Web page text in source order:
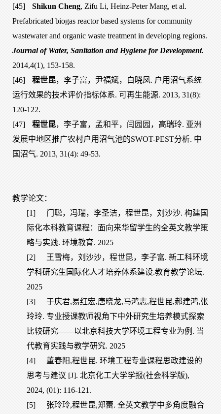
[45]
Shikun Cheng, Zifu Li, Heinz-Peter Mang, et al.
Prefabricated biogas reactor based systems for community
wastewater and organic waste treatment in developing regions.
Journal of Water, Sanitation and Hygiene for Development.
2014,4(1), 153-158.
[46]
程世昆，李子富，尹福斌，白晓凤. 户用沼气系统
运行效果的技术评价指标体系. 可再生能源. 2013, 31(8):
120-122.
[47]
程世昆，李子富，孟和平，闫园园，高瑞玲. 亚洲
发展中地区推广农村户用沼气池的SWOT-PEST分析. 中
国沼气. 2013, 31(4): 49-53.
教学论文：
[1]
门聪，冯瑞，李圣洁，程世昆，刘沙沙. 构建国
际化本科教育课程：面向来华留学生的全英文教学策
略与实践. 环境教育. 2025
[2]
王雪梅，刘沙沙，程世昆，李子富. 新工科环境
学科研究生国际化人才培养体系建设.教育教学论坛.
2025
[3]
于庆君,易红宏,唐晓龙,马鸿志,程世昆,郝建鸿,张
玲玲. 专业授课教师视角下中外研究生培养模式探索
比较研究——以北京科技大学环境工程专业为例. 当
代教育实践与教学研究. 2025
[4]
董春阳,程世昆. 环境工程专业课程思政建设的
思考与建议 [J]. 北京化工大学学报(社会科学版),
2024, (01): 116-121.
[5]
张玲玲,程世昆,郑蕾. 全英文教学中多角度融合